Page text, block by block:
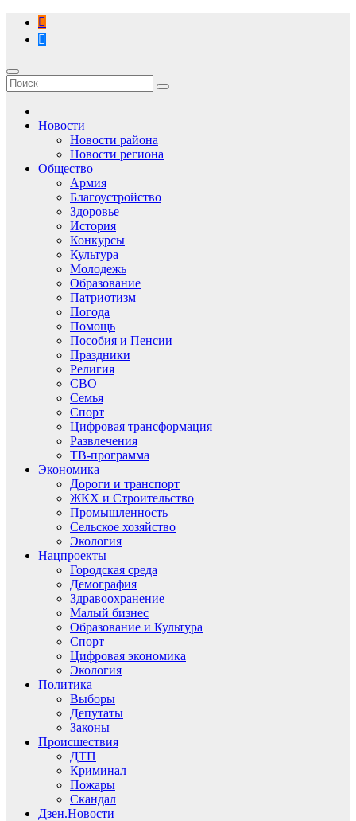
Перейти
содержимому
Новости
Новости района
Новости региона
Общество
Армия
Благоустройство
Здоровье
История
Конкурсы
Культура
Молодежь
Образование
Патриотизм
Погода
Помощь
Пособия и Пенсии
Праздники
Религия
СВО
Семья
Спорт
Цифровая трансформация
Развлечения
ТВ-программа
Экономика
Дороги и транспорт
ЖКХ и Строительство
Промышленность
Сельское хозяйство
Экология
Нацпроекты
Городская среда
Демография
Здравоохранение
Малый бизнес
Образование и Культура
Спорт
Цифровая экономика
Экология
Политика
Выборы
Депутаты
Законы
Происшествия
ДТП
Криминал
Пожары
Скандал
Дзен.Новости